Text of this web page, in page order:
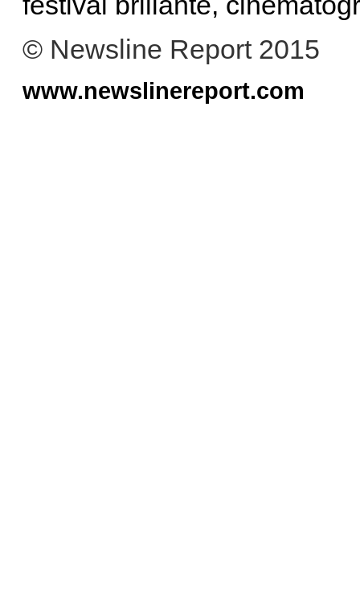
© Newsline Report 2015
www.newslinereport.com